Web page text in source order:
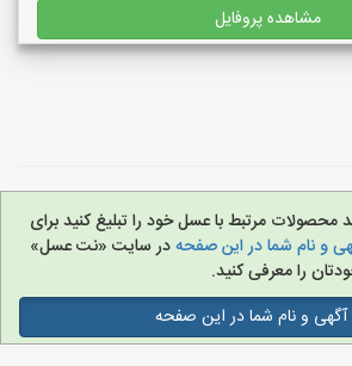
مشاهده پروفایل
محصولات مرتبط با عسل خود را تبلیغ کنید برای
و نام شما در این صفحهدر سایت «نت عسل»
را معرفی کنید.
و نام شما در این صفحه